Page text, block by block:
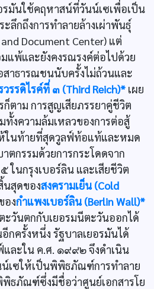
รมันใช้คฤหาสน์ที่วันน์เซเพื่อเป็น
ลึกถึงการทำลายล้างเผ่าพันธุ์
Document Center) แต่
แพ้และยังคงรณรงค์ต่อไปด้วย
สาธารณชนนับครั้งไม่ถ้วนและ
วรรดิไรค์ที่ ๓ (Third Reich)* เผย
ก็ตาม การสูญเสียภรรยาคู่ชีวิต
งความล้มเหลวของการต่อสู้
ห้ในท้ายที่สุดวูลฟ์ท้อแท้และหมด
ตกรรมด้วยการกระโดดจาก
ในกรุงเบอร์ลิน และเสียชีวิต
นสุดของสงครามเย็น (Cold
องกำแพงเบอร์ลิน (Berlin Wall)*
วันตกกับเยอรมนีตะวันออกได้
กครั้งหนึ่ง รัฐบาลเยอรมันได้
ละใน ค.ศ. ๑๙๙๒ จึงดำเนิน
เซให้เป็นพิพิธภัณฑ์การทำลาย
ธภัณฑ์ซึ่งมีชื่อว่าศูนย์เอกสารโย